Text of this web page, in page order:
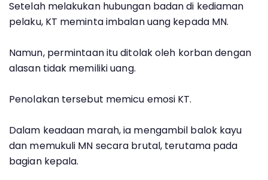
Setelah melakukan hubungan badan di kediaman
pelaku, KT meminta imbalan uang kepada MN.
Namun, permintaan itu ditolak oleh korban dengan
alasan tidak memiliki uang.
Penolakan tersebut memicu emosi KT.
Dalam keadaan marah, ia mengambil balok kayu
dan memukuli MN secara brutal, terutama pada
bagian kepala.